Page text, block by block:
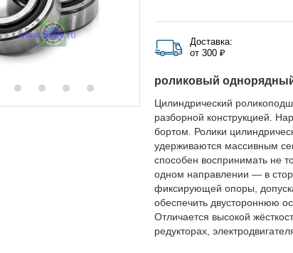
Доставка:
от 300 ₽
роликовый
Цилиндрический
разборной конструкцией.
бортом. Ролики
удерживаются массивным
способен воспринимать не
одном направлении — в
фиксирующей опоры,
обеспечить двустороннюю
Отличается высокой
редукторах,